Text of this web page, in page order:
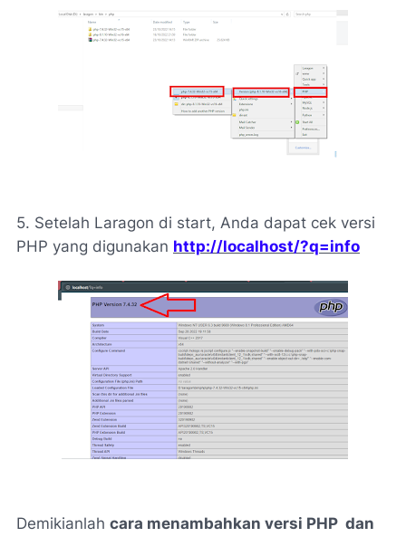
5. Setelah Laragon di start, Anda dapat cek versi
PHP yang digunakan http://localhost/?q=info
Demikianlah cara menambahkan versi PHP dan